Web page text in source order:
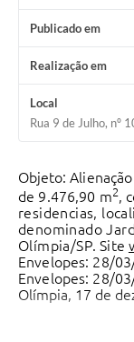
Publicado em
Realização em
Local
Rua 9 de Julho, nº
Objeto: Alienaçã
de 9.476,90 m2,
residencias,
denominado
Olímpia/SP. Site
Envelopes: 28/
Envelopes: 28/
Olímpia, 17 de